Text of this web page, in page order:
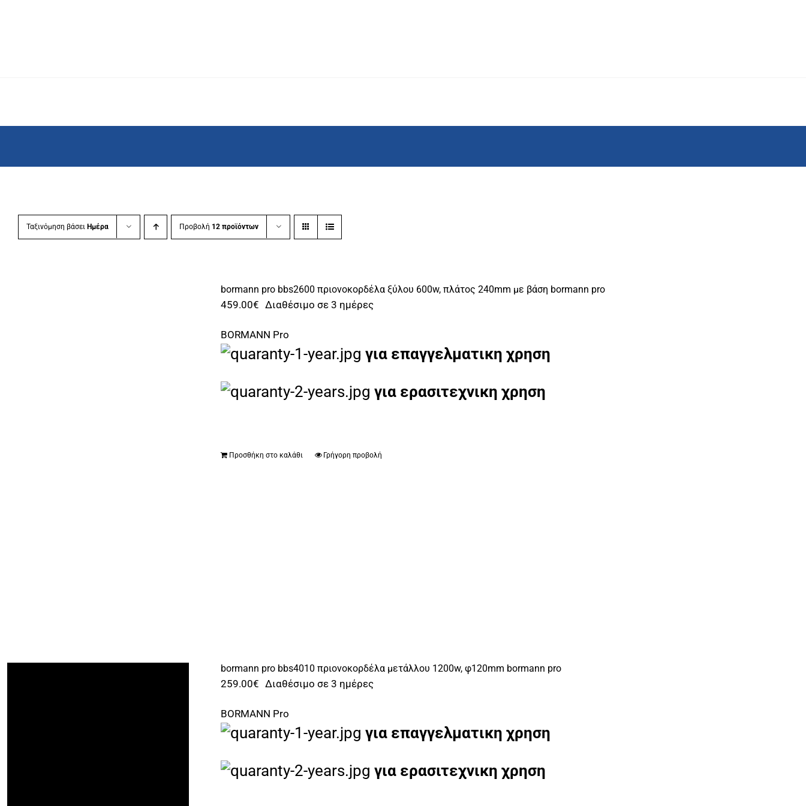
Ταξινόμηση βάσει Ημέρα Προβολή 12 προϊόντων
bormann pro bbs2600 πριονοκορδέλα ξύλου 600w, πλάτος 240mm με βάση bormann pro
459.00€ Διαθέσιμο σε 3 ημέρες
BORMANN Pro
για επαγγελματικη χρηση
για ερασιτεχνικη χρηση
Προσθήκη στο καλάθι Γρήγορη προβολή
bormann pro bbs4010 πριονοκορδέλα μετάλλου 1200w, φ120mm bormann pro
259.00€ Διαθέσιμο σε 3 ημέρες
BORMANN Pro
για επαγγελματικη χρηση
για ερασιτεχνικη χρηση